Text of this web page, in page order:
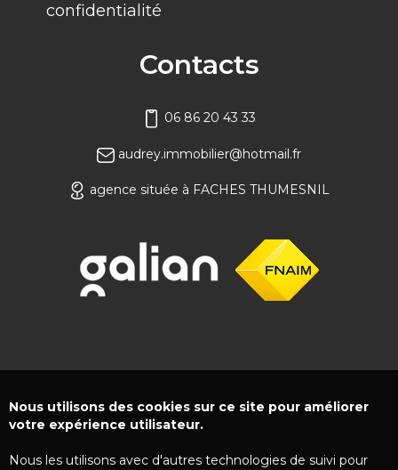
confidentialité
Contacts
06 86 20 43 33
audrey.immobilier@hotmail.fr
agence située à FACHES THUMESNIL
Nous utilisons des cookies sur ce site pour améliorer
votre expérience utilisateur.
Nous les utilisons avec d'autres technologies de suivi pour